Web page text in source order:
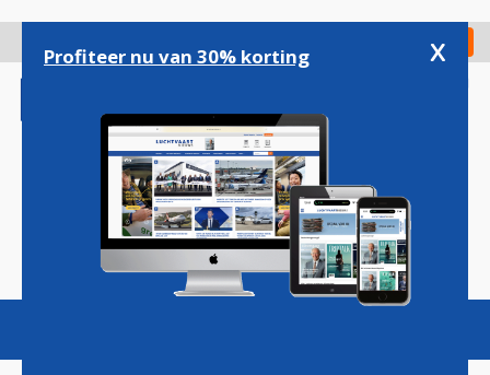
gaan
Check in
Magazine Podcasts Vacatures
Profiteer nu van 30% korting x